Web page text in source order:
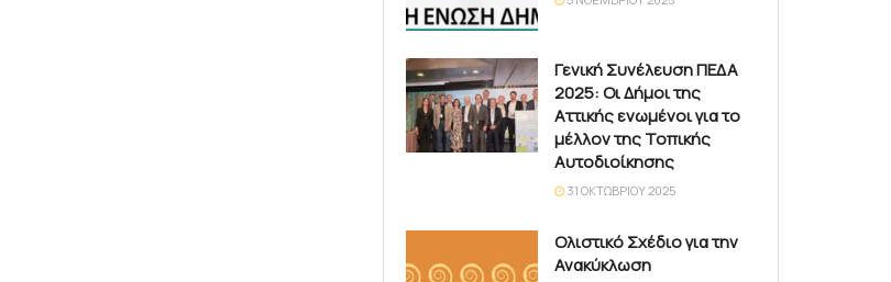
Γενική Συνέλευση ΠΕΔΑ
2025: Οι Δήμοι της
Αττικής ενωμένοι για το
μέλλον της Τοπικής
Αυτοδιοίκησης
31 ΟΚΤΩΒΡΊΟΥ 2025
Ολιστικό Σχέδιο για την
Ανακύκλωση